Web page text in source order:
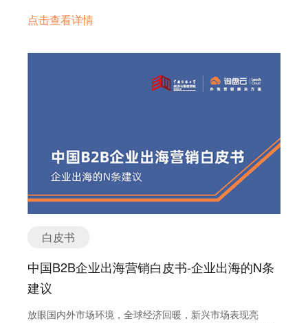
造”向“智造”的转型，流量、尤其是精准流量的稀缺，让依赖
点击查看详情
白皮书
中国B2B企业出海营销白皮书-企业出海的N条
建议
放眼国内外市场环境，全球经济回暖，新兴市场表现亮